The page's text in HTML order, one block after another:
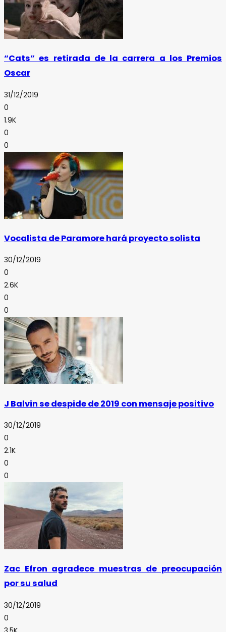
“Cats” es retirada de la carrera a los Premios
Oscar
31/12/2019
0
1.9K
0
0
Vocalista de Paramore hará proyecto solista
30/12/2019
0
2.6K
0
0
J Balvin se despide de 2019 con mensaje positivo
30/12/2019
0
2.1K
0
0
Zac Efron agradece muestras de preocupación
por su salud
30/12/2019
0